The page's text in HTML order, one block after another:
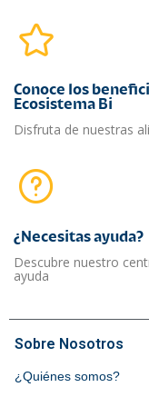
Conoce los
Ecosistema Bi
Disfruta de nuestras
¿Necesitas ayuda?​
Descubre nuestro
ayuda
Sobre Nosotros
¿Quiénes somos?